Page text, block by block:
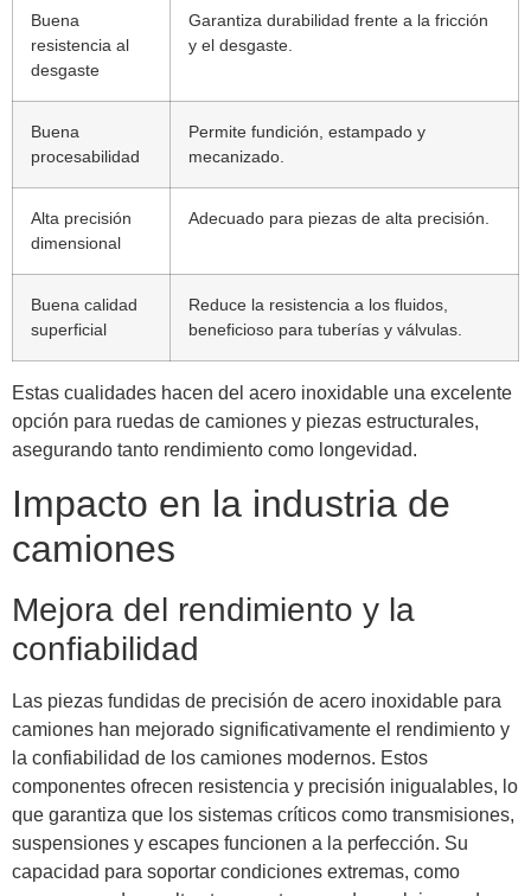
Buena
resistencia al
desgaste
Garantiza durabilidad frente a la fricción
y el desgaste.
Buena
procesabilidad
Permite fundición, estampado y
mecanizado.
Alta precisión
dimensional
Adecuado para piezas de alta precisión.
Buena calidad
superficial
Reduce la resistencia a los fluidos,
beneficioso para tuberías y válvulas.
Estas cualidades hacen del acero inoxidable una excelente
opción para ruedas de camiones y piezas estructurales,
asegurando tanto rendimiento como longevidad.
Impacto en la industria de
camiones
Mejora del rendimiento y la
confiabilidad
Las piezas fundidas de precisión de acero inoxidable para
camiones han mejorado significativamente el rendimiento y
la confiabilidad de los camiones modernos. Estos
componentes ofrecen resistencia y precisión inigualables, lo
que garantiza que los sistemas críticos como transmisiones,
suspensiones y escapes funcionen a la perfección. Su
capacidad para soportar condiciones extremas, como